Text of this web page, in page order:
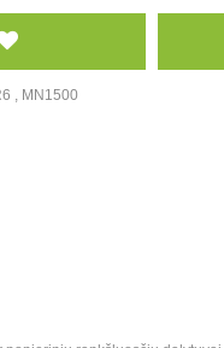
, MN1500